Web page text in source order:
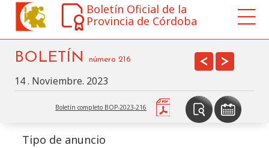
Boletín Oficial de la
Provincia de Córdoba
BOLETÍN número 216
14 . Noviembre. 2023
< >
Boletín completo BOP-2023-216
Tipo de anuncio